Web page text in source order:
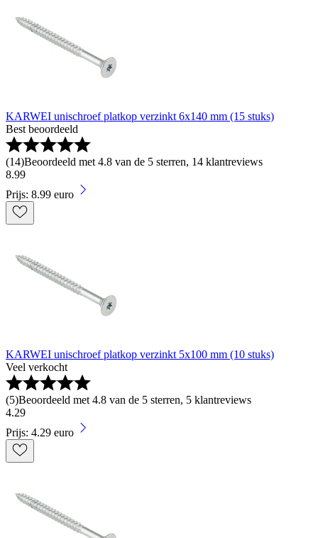
KARWEI unischroef platkop verzinkt 6x140 mm (15 stuks)
Best beoordeeld
(14)Beoordeeld met 4.8 van de 5 sterren, 14 klantreviews
8.99
Prijs: 8.99 euro
KARWEI unischroef platkop verzinkt 5x100 mm (10 stuks)
Veel verkocht
(5)Beoordeeld met 4.8 van de 5 sterren, 5 klantreviews
4.29
Prijs: 4.29 euro